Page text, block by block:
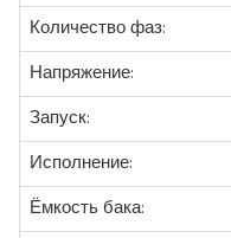
Количество фаз:
Напряжение:
Запуск:
Исполнение:
Ёмкость бака: